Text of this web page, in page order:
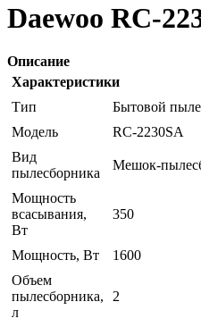
Daewoo RC-
Описание
Характеристики
Тип
Бытовой
Модель
RC-2230SA
Вид
пылесборника
Мешок-
Мощность
всасывания,
Вт
350
Мощность, Вт
1600
Объем
пылесборника,
л
2